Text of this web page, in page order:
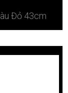
Đỏ 43cm